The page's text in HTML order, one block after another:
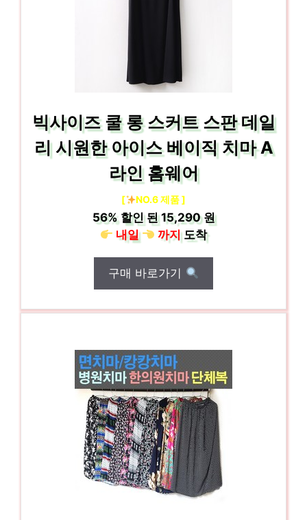
빅사이즈 쿨 롱 스커트 스판 데일
리 시원한 아이스 베이직 치마 A
라인 홈웨어
[ NO.6 제품 ]
56%할인 된15,290 원
내일
까지도착
구매 바로가기